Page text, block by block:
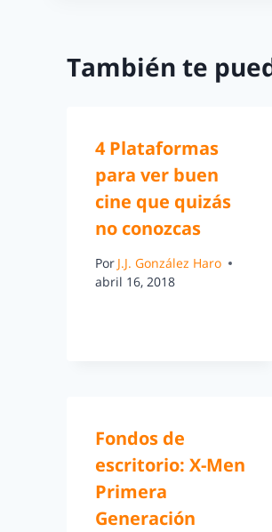
También te
4 Plataformas
para ver buen
cine que quizás
no conozcas
Por J.J. González Haro
abril 16, 2018
Fondos de
escritorio: X-Men
Primera
Generación